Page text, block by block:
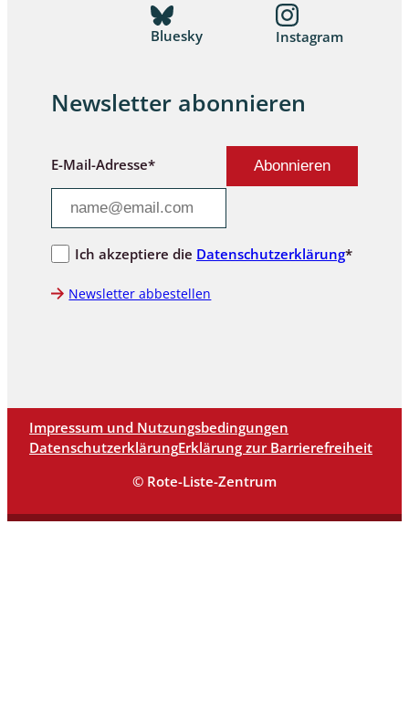
Bluesky Instagram
Newsletter abonnieren
E-Mail-Adresse*
Ich akzeptiere die Datenschutzerklärung*
Newsletter abbestellen
Impressum und Nutzungsbedingungen
DatenschutzerklärungErklärung zur Barrierefreiheit
© Rote-Liste-Zentrum